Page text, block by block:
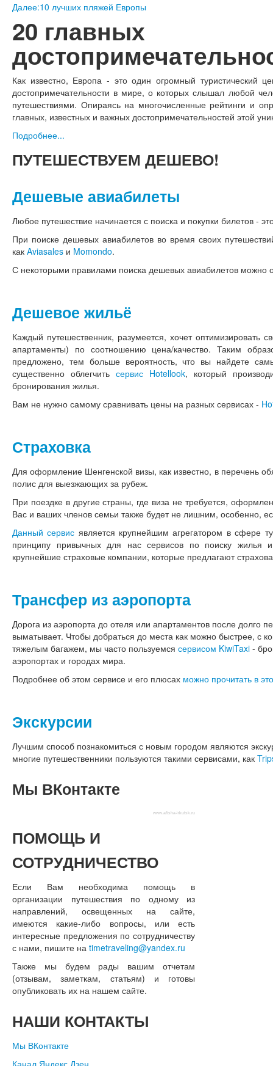
Далее:10 лучших пляжей Европы
20 главных
Как известно, Европа - это один огромный туристический
достопримечательности в мире, о которых слышал любой
путешествиями. Опираясь на многочисленные рейтинги и
главных, известных и важных достопримечательностей этой
Подробнее...
ПУТЕШЕСТВУЕМ ДЕШЕВО!
Дешевые авиабилеты
Любое путешествие начинается с поиска и покупки билетов -
При поиске дешевых авиабилетов во время своих
как Aviasales и Momondo.
С некоторыми правилами поиска дешевых авиабилетов можно
Дешевое жильё
Каждый путешественник, разумеется, хочет оптимизировать
апартаменты) по соотношению цена/качество. Таким
предложено, тем больше вероятность, что вы найдете
существенно облегчить сервис Hotellook, который
бронирования жилья.
Вам не нужно самому сравнивать цены на разных сервисах -
Страховка
Для оформление Шенгенской визы, как известно, в перечень
полис для выезжающих за рубеж.
При поездке в другие страны, где виза не требуется,
Вас и ваших членов семьи также будет не лишним, особенно,
Данный сервис является крупнейшим агрегатором в сфере
принципу привычных для нас сервисов по поиску жилья
крупнейшие страховые компании, которые предлагают
Трансфер из аэропорта
Дорога из аэропорта до отеля или апартаментов после долго
выматывает. Чтобы добраться до места как можно быстрее, с
тяжелым багажем, мы часто пользуемся сервисом KiwiTaxi -
аэропортах и городах мира.
Подробнее об этом сервисе и его плюсах можно прочитать в
Экскурсии
Лучшим способ познакомиться с новым городом являются
многие путешественники пользуются такими сервисами, как
Мы ВКонтакте
www.afisha-irkutsk.ru
ПОМОЩЬ И
СОТРУДНИЧЕСТВО
Если Вам необходима помощь в
организации путешествия по одному из
направлений, освещенных на сайте,
имеются какие-либо вопросы, или есть
интересные предложения по сотрудничеству
с нами, пишите на timetraveling@yandex.ru
Также мы будем рады вашим отчетам
(отзывам, заметкам, статьям) и готовы
опубликовать их на нашем сайте.
НАШИ КОНТАКТЫ
Мы ВКонтакте